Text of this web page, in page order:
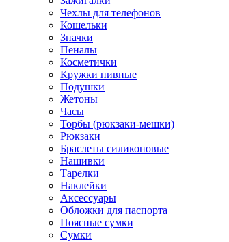
Чехлы для телефонов
Кошельки
Значки
Пеналы
Косметички
Кружки пивные
Подушки
Жетоны
Часы
Торбы (рюкзаки-мешки)
Рюкзаки
Браслеты силиконовые
Нашивки
Тарелки
Наклейки
Аксессуары
Обложки для паспорта
Поясные сумки
Сумки